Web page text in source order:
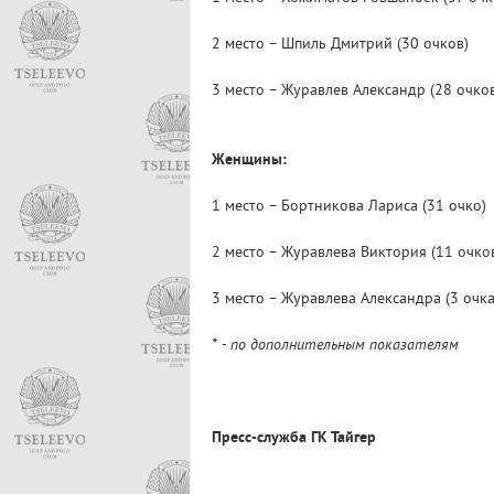
2 место – Шпиль Дмитрий (30
3 место – Журавлев Александр (28
Женщины:
1 место – Бортникова Лариса
2 место – Журавлева Виктория
3 место – Журавлева Александра (3
* - по дополнительным показателям
Пресс-служба ГК Тайгер